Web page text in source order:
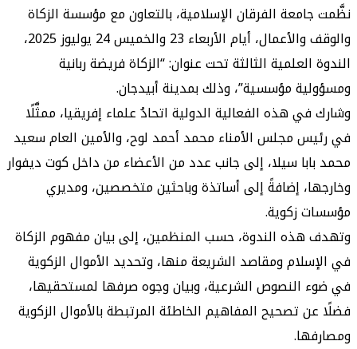
الفرقان الإسلامية، بالتعاون مع مؤسسة الزكاة
والوقف والأعمال، أيام الأربعاء 23 والخميس 24 يوليوز 2025،
الثالثة تحت عنوان: “الزكاة فريضة ربانية
مؤسسية”، وذلك بمدينة أبيدجان.
هذه الفعالية الدولية اتحادُ علماء إفريقيا، ممثَّلًا
مجلس الأمناء محمد أحمد لوح، والأمين العام سعيد
سيلا، إلى جانب عدد من الأعضاء من داخل كوت ديفوار
إضافةً إلى أساتذة وباحثين متخصصين، ومديري
زكوية.
الندوة، حسب المنظمين، إلى بيان مفهوم الزكاة
ومقاصد الشريعة منها، وتحديد الأموال الزكوية
الشرعية، وبيان وجوه صرفها لمستحقيها،
تصحيح المفاهيم الخاطئة المرتبطة بالأموال الزكوية